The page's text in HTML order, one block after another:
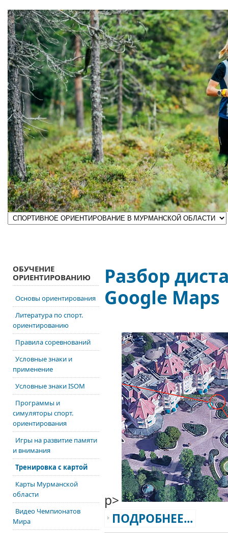
Разбор
Google Maps
p>
ПОДРОБНЕЕ...
ОБУЧЕНИЕ
ОРИЕНТИРОВАНИЮ
Основы ориентирования
Литература по спорт.
ориентированию
Правила соревнований
Условные знаки и
применение
Условные знаки ISOM
Программы и
симуляторы спорт.
ориентирования
Игры на развитие памяти
и внимания
Тренировка с картой
Карты Мурманской
области
Видео Чемпионатов
Мира